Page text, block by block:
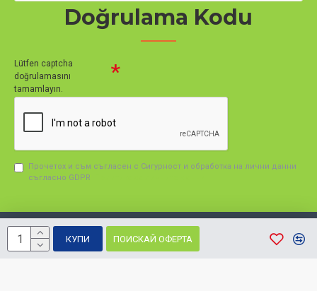
КУПИ ПОИСКАЙ ОФЕРТА
Doğrulama Kodu
Lütfen captcha
doğrulamasını
tamamlayın.
Прочетох и съм съгласен с Сигурност и обработка на лични данни
съгласно GDPR
Pld Eco Copyright © 2020 All Rights Reserved